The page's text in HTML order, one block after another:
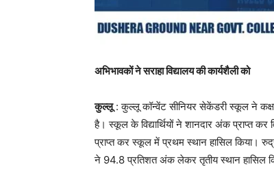
अभिभावकों ने सराहा विद्यालय की कार्यशैली को
कुल्लू: कुल्लू कॉन्वेंट सीनियर सेकेंडरी स्कूल ने कक्षा
है। स्कूल के विद्यार्थियों ने शानदार अंक प्राप्त
प्राप्त कर स्कूल में प्रथम स्थान हासिल किया।
ने 94.8 प्रतिशत अंक लेकर तृतीय स्थान हासिल